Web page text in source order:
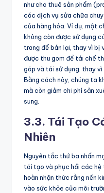
như cho thuê sản phẩm
các dịch vụ sửa chữa
của hàng hóa. Ví dụ, một
không còn được sử dụng
trang để bán lại, thay vì bị
được thu gom để tái chế
góp và tái sử dụng, thay
Bằng cách này, chúng ta
mà còn giảm chi phí sản
sung.
3.3. Tái Tạo
Nhiên
Nguyên tắc thứ ba nhấn
tái tạo và phục hồi các hệ
hoàn nhận thức rằng nền
vào sức khỏe của môi